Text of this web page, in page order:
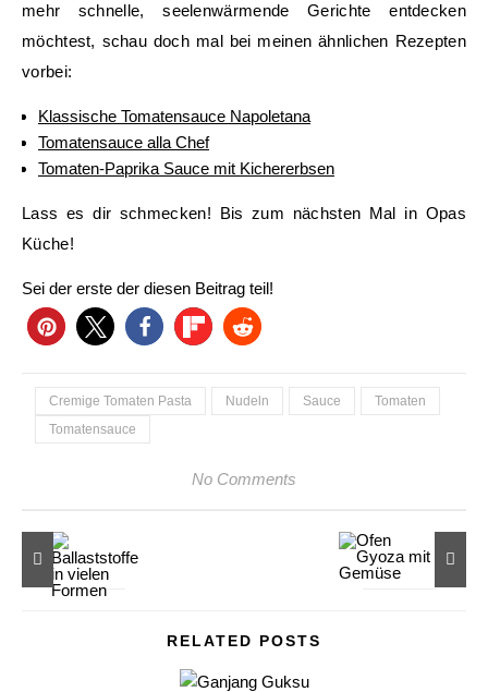
mehr schnelle, seelenwärmende Gerichte entdecken
möchtest, schau doch mal bei meinen ähnlichen Rezepten
vorbei:
Klassische Tomatensauce Napoletana
Tomatensauce alla Chef
Tomaten-Paprika Sauce mit Kichererbsen
Lass es dir schmecken! Bis zum nächsten Mal in Opas
Küche!
Sei der erste der diesen Beitrag teil!
Cremige Tomaten Pasta Nudeln Sauce
Tomaten
Tomatensauce
No Comments
RELATED POSTS